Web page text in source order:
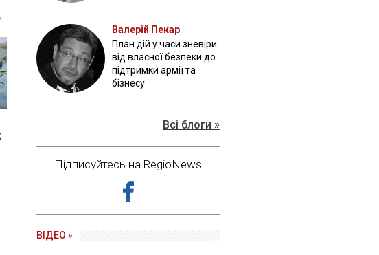
Валерій Пекар
План дій у часи зневіри:
від власної безпеки до
підтримки армії та
бізнесу
Всі блоги »
Підписуйтесь на RegioNews
ВІДЕО »